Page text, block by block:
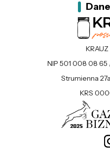
KRAUZ
NIP 501 008 08 65
Strumienna
KRS